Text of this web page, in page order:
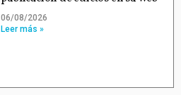
06/08/2026
Leer más »